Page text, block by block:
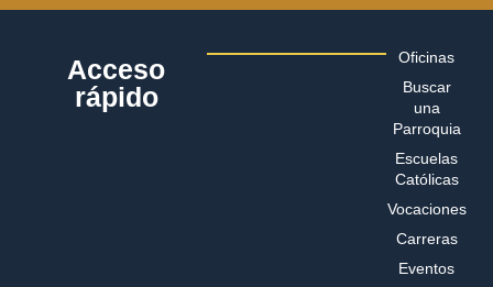
Acceso
rápido
Oficinas
Buscar
una
Parroquia
Escuelas
Católicas
Vocaciones
Carreras
Eventos